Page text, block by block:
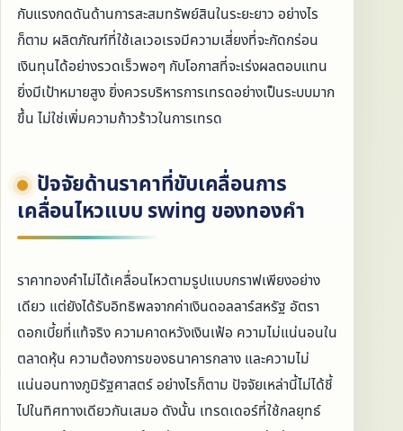
กับแรงกดดันด้านการสะสมทรัพย์สินในระยะยาว อย่างไร
ก็ตาม ผลิตภัณฑ์ที่ใช้เลเวอเรจมีความเสี่ยงที่จะกัดกร่อน
เงินทุนได้อย่างรวดเร็วพอๆ กับโอกาสที่จะเร่งผลตอบแทน
ยิ่งมีเป้าหมายสูง ยิ่งควรบริหารการเทรดอย่างเป็นระบบมาก
ขึ้น ไม่ใช่เพิ่มความก้าวร้าวในการเทรด
ปัจจัยด้านราคาที่ขับเคลื่อนการ
เคลื่อนไหวแบบ swing ของทองคำ
ราคาทองคำไม่ได้เคลื่อนไหวตามรูปแบบกราฟเพียงอย่าง
เดียว แต่ยังได้รับอิทธิพลจากค่าเงินดอลลาร์สหรัฐ อัตรา
ดอกเบี้ยที่แท้จริง ความคาดหวังเงินเฟ้อ ความไม่แน่นอนใน
ตลาดหุ้น ความต้องการของธนาคารกลาง และความไม่
แน่นอนทางภูมิรัฐศาสตร์ อย่างไรก็ตาม ปัจจัยเหล่านี้ไม่ได้ชี้
ไปในทิศทางเดียวกันเสมอ ดังนั้น เทรดเดอร์ที่ใช้กลยุทธ์